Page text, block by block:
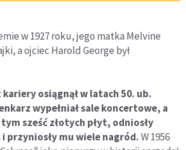
w 1927 roku, jego matka Melvine
a ojciec Harold George był
osiągnął w latach 50. ub.
wypełniał sale koncertowe, a
sześć złotych płyt, odniosły
przyniosły mu wiele nagród.W 1956